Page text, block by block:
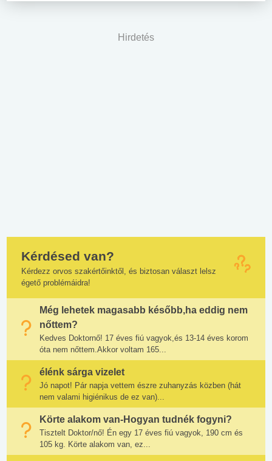
Hirdetés
Kérdésed van?
Kérdezz orvos szakértőinktől, és biztosan választ lelsz
égető problémáidra!
Még lehetek magasabb később,ha eddig nem
nőttem?
Kedves Doktornő! 17 éves fiú vagyok,és 13-14 éves korom
óta nem nőttem.Akkor voltam 165...
élénk sárga vizelet
Jó napot! Pár napja vettem észre zuhanyzás közben (hát
nem valami higiénikus de ez van)...
Körte alakom van-Hogyan tudnék fogyni?
Tisztelt Doktor/nő! Én egy 17 éves fiú vagyok, 190 cm és
105 kg. Körte alakom van, ez...